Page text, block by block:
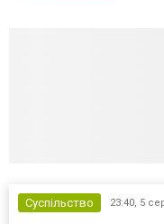
Суспільство 23:40, 5